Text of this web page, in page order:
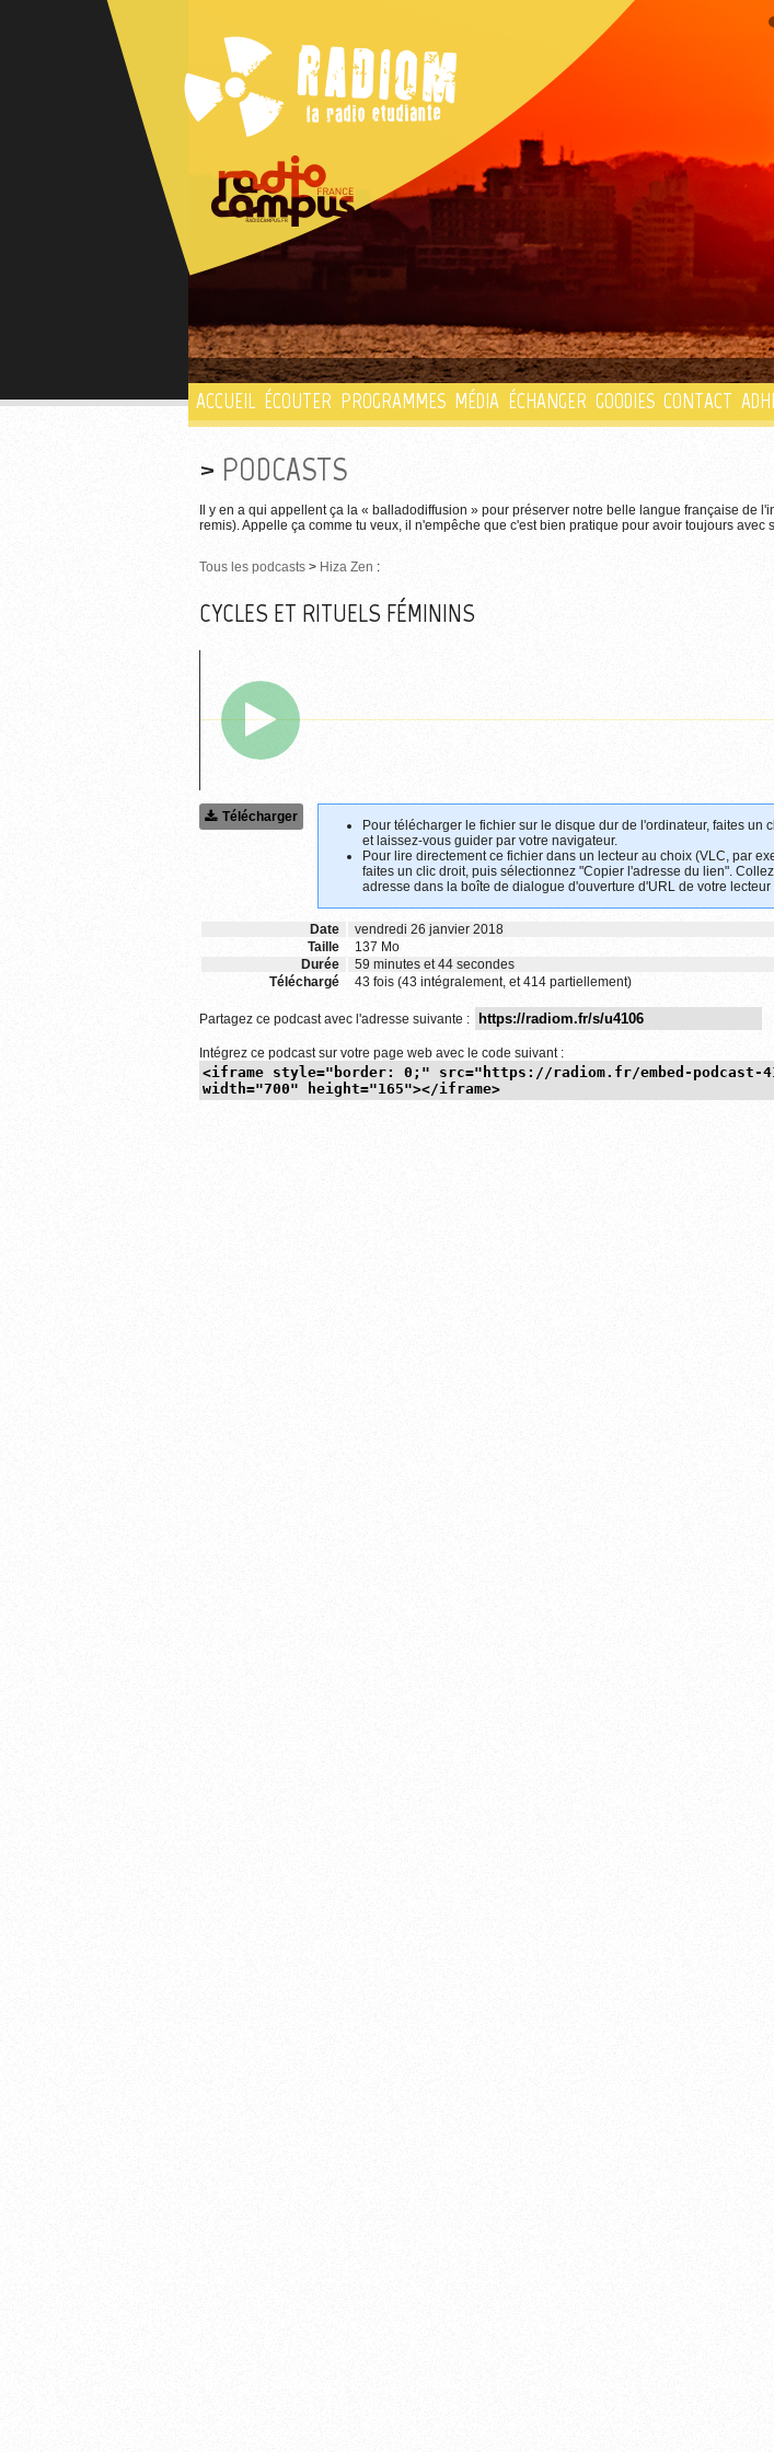
ACCUEIL ÉCOUTER PROGRAMMES MÉDIA ÉCHANGER GOODIES CONTACT
PODCASTS
Il y en a qui appellent ça la « balladodiffusion » pour préserver notre belle langue française de
remis). Appelle ça comme tu veux, il n'empêche que c'est bien pratique pour avoir toujours avec
Tous les podcasts > Hiza Zen :
CYCLES ET RITUELS FÉMININS
Télécharger
Pour télécharger le fichier sur le disque dur de l'ordinateur, faites un
et laissez-vous guider par votre navigateur.
Pour lire directement ce fichier dans un lecteur au choix (VLC, par
faites un clic droit, puis sélectionnez "Copier l'adresse du lien".
adresse dans la boîte de dialogue d'ouverture d'URL de votre lecteur
Date
vendredi 26 janvier 2018
Taille
137 Mo
Durée
59 minutes et 44 secondes
Téléchargé
43 fois (43 intégralement, et 414 partiellement)
Partagez ce podcast avec l'adresse suivante :
Intégrez ce podcast sur votre page web avec le code suivant :